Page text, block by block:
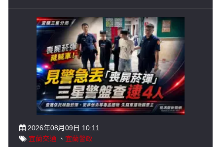
2026年08月09日 10:11
宜蘭交通 、 宜蘭警政